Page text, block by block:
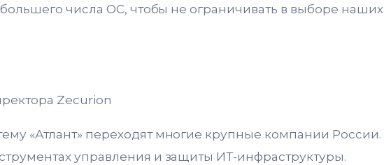
числа ОС, чтобы не ограничивать в выборе наших
Zecurion
«Атлант» переходят многие крупные компании России.
управления и защиты ИТ-инфраструктуры.